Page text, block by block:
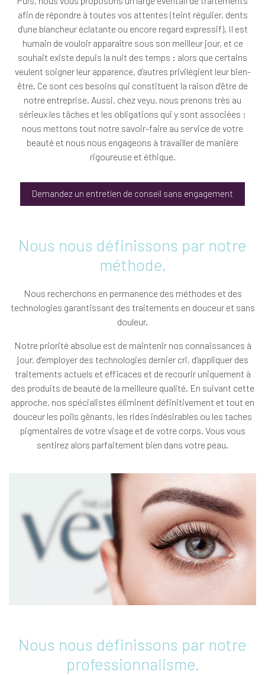
afin de répondre à toutes vos attentes (teint régulier, dents
d'une blancheur éclatante ou encore regard expressif). Il est
humain de vouloir apparaître sous son meilleur jour, et ce
souhait existe depuis la nuit des temps : alors que certains
veulent soigner leur apparence, d’autres privilégient leur bien-
être. Ce sont ces besoins qui constituent la raison d’être de
notre entreprise. Aussi, chez veyu, nous prenons très au
sérieux les tâches et les obligations qui y sont associées :
nous mettons tout notre savoir-faire au service de votre
beauté et nous nous engageons à travailler de manière
rigoureuse et éthique.
Demandez un entretien de conseil sans engagement
Nous nous définissons par notre
méthode.
Nous recherchons en permanence des méthodes et des
technologies garantissant des traitements en douceur et sans
douleur.
Notre priorité absolue est de maintenir nos connaissances à
jour, d’employer des technologies dernier cri, d’appliquer des
traitements actuels et efficaces et de recourir uniquement à
des produits de beauté de la meilleure qualité. En suivant cette
approche, nos spécialistes éliminent définitivement et tout en
douceur les poils gênants, les rides indésirables ou les taches
pigmentaires de votre visage et de votre corps. Vous vous
sentirez alors parfaitement bien dans votre peau.
Nous nous définissons par notre
professionnalisme.